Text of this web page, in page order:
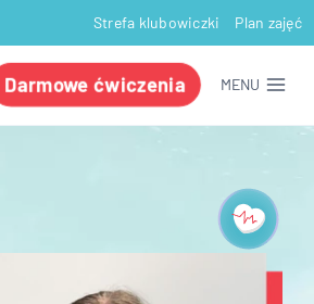
Strefa klubowiczki Plan zajęć
Darmowe ćwiczenia MENU